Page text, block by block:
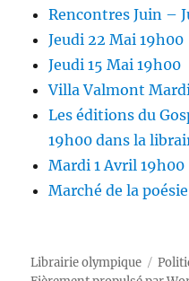
Rencontres Juin –
Jeudi 22 Mai 19h00
Jeudi 15 Mai 19h00
Villa Valmont
Les éditions du
19h00 dans la
Mardi 1 Avril 19h00
Marché de la poésie
Librairie olympique